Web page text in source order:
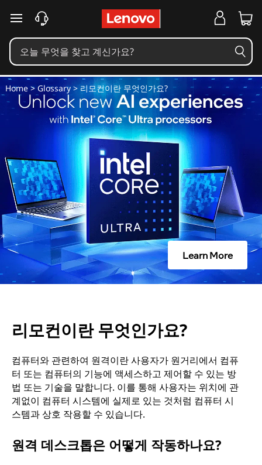
리
모
컨
이
란
엇
인
가
요
?
주요 콘텐츠로 건너뛰기
Home> Glossary> 리모컨이란 무엇인가요?
Learn More
리모컨이란 무엇인가요?
컴퓨터와 관련하여 원격이란 사용자가 원거리에서 컴퓨
터 또는 컴퓨터의 기능에 액세스하고 제어할 수 있는 방
법 또는 기술을 말합니다. 이를 통해 사용자는 위치에 관
계없이 컴퓨터 시스템에 실제로 있는 것처럼 컴퓨터 시
스템과 상호 작용할 수 있습니다.
원격 데스크톱은 어떻게 작동하나요?